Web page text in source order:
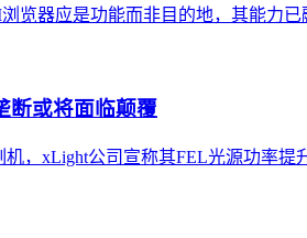
览器应是功能而非目的地，其能力
断或将面临颠覆
，xLight公司宣称其FEL光源功率